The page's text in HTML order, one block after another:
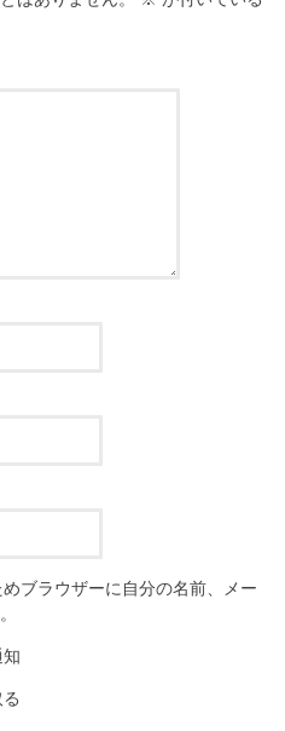
ブラウザーに自分の名前、メー